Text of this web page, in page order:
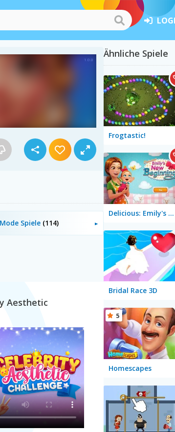
Mode Spiele (114)
Aesthetic
Ähnliche Spiele
Frogtastic!
Delicious: Emily's New Beginning
Bridal Race 3D
Homescapes
5